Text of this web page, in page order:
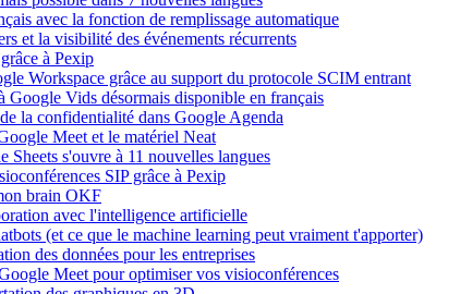
avec la fonction de remplissage automatique
et la visibilité des événements récurrents
à Pexip
Workspace grâce au support du protocole SCIM entrant
Google Vids désormais disponible en français
la confidentialité dans Google Agenda
Meet et le matériel Neat
s'ouvre à 11 nouvelles langues
SIP grâce à Pexip
brain OKF
avec l'intelligence artificielle
(et ce que le machine learning peut vraiment t'apporter)
des données pour les entreprises
Meet pour optimiser vos visioconférences